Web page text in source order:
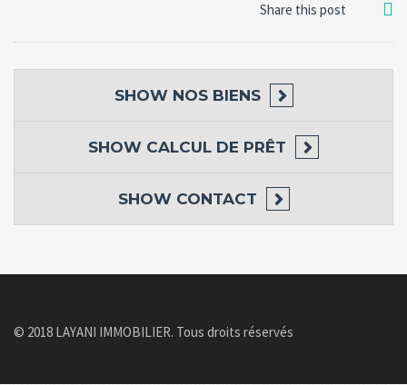
Share this post
SHOW NOS BIENS
SHOW CALCUL DE PRÊT
SHOW CONTACT
© 2018 LAYANI IMMOBILIER. Tous droits réservés